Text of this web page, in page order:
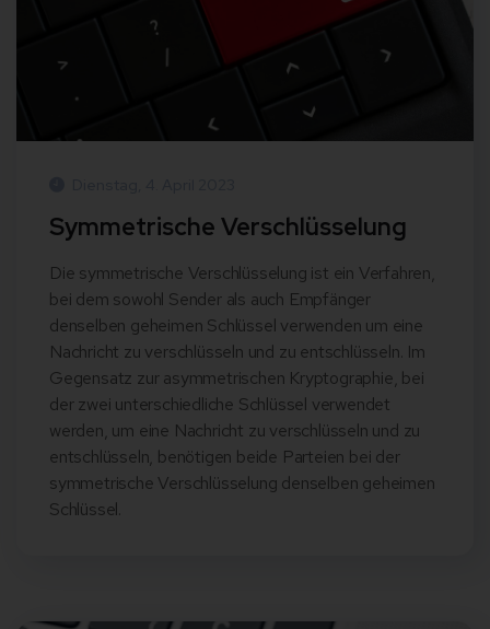
Symmetrische Verschlüsselung
Die symmetrische Verschlüsselung ist ein Verfahren,
bei dem sowohl Sender als auch Empfänger
denselben geheimen Schlüssel verwenden um eine
Nachricht zu verschlüsseln und zu entschlüsseln. Im
Gegensatz zur asymmetrischen Kryptographie, bei
der zwei unterschiedliche Schlüssel verwendet
werden, um eine Nachricht zu verschlüsseln und zu
entschlüsseln, benötigen beide Parteien bei der
symmetrische Verschlüsselung denselben geheimen
Schlüssel.